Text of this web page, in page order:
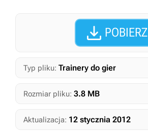
 POBIERZ
Typ pliku: Trainery do gier
Rozmiar pliku: 3.8 MB
Aktualizacja: 12 stycznia 2012